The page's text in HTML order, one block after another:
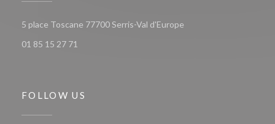
5 place Toscane 77700 Serris-Val d'Europe
01 85 15 27 71
FOLLOW US